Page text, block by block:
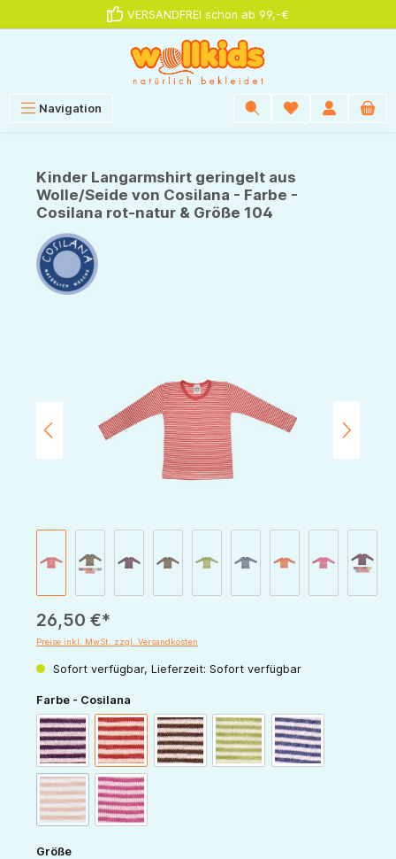
VERSANDFREI schon ab 99,-€
Navigation
Kinder Langarmshirt geringelt aus
Wolle/Seide von Cosilana - Farbe -
Cosilana rot-natur & Größe 104
26,50 €*
Preise inkl. MwSt. zzgl. Versandkosten
Sofort verfügbar, Lieferzeit: Sofort verfügbar
Farbe - Cosilana
pflaume-naturrot-natur schoko-naturgrün-naturmarine-natur
orange-natur
(Diese Option ist zurzeit nicht verfügbar.)
pink-natur
Größeauswählen